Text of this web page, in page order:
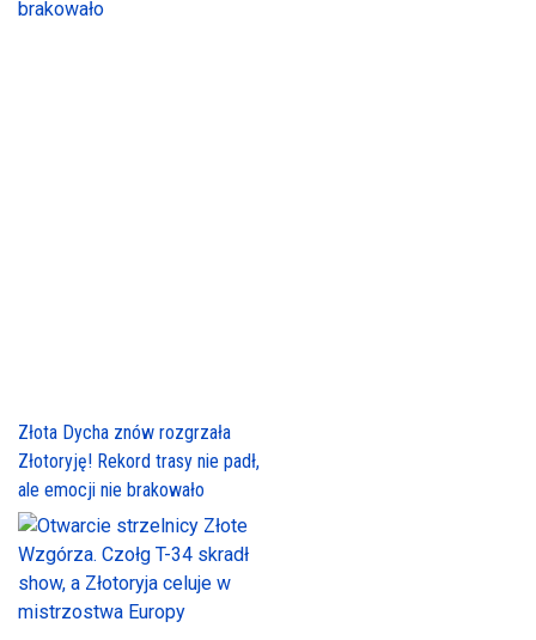
Złota Dycha znów rozgrzała
Złotoryję! Rekord trasy nie padł,
ale emocji nie brakowało